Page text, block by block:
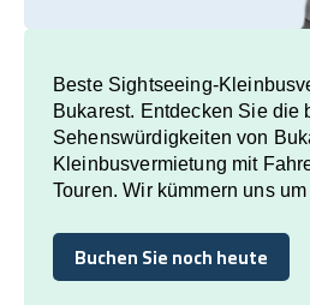
Beste Sightseeing-
Bukarest. Entdecken Sie die
Sehenswürdigkeiten von
Kleinbusvermietung mit
Touren. Wir kümmern uns
Buchen Sie noch heute
Buchen Sie noch heute